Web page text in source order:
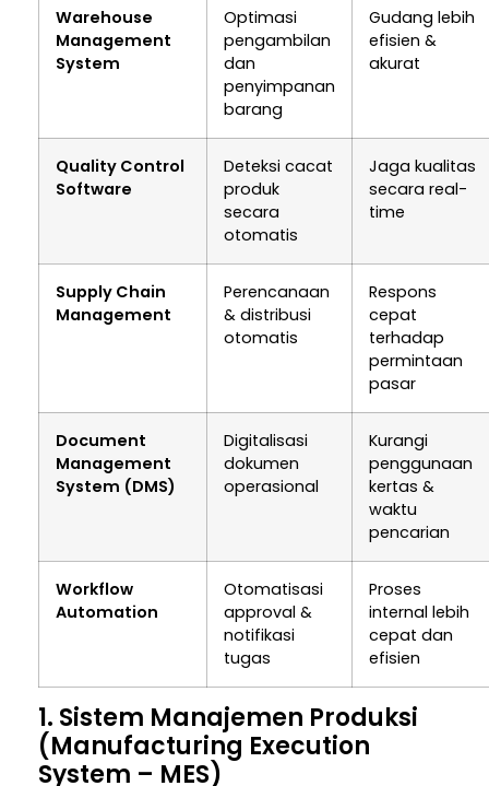
Warehouse
Management
System
Optimasi
pengambilan
dan
penyimpanan
barang
Gudang lebih
efisien &
akurat
Quality Control
Software
Deteksi cacat
produk
secara
otomatis
Jaga kualitas
secara real-
time
Supply Chain
Management
Perencanaan
& distribusi
otomatis
Respons
cepat
terhadap
permintaan
pasar
Document
Management
System (DMS)
Digitalisasi
dokumen
operasional
Kurangi
penggunaan
kertas &
waktu
pencarian
Workflow
Automation
Otomatisasi
approval &
notifikasi
tugas
Proses
internal lebih
cepat dan
efisien
1. Sistem Manajemen Produksi
(Manufacturing Execution
System – MES)